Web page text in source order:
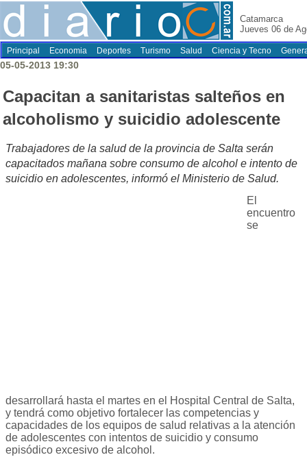
Catamarca
Jueves 06 de
Principal Economia Deportes Turismo Salud Ciencia y Tecno
05-05-2013 19:30
Capacitan a sanitaristas salteños en
alcoholismo y suicidio adolescente
Trabajadores de la salud de la provincia de Salta serán
capacitados mañana sobre consumo de alcohol e intento de
suicidio en adolescentes, informó el Ministerio de Salud.
El
encuentro
se
desarrollará hasta el martes en el Hospital Central de Salta,
y tendrá como objetivo fortalecer las competencias y
capacidades de los equipos de salud relativas a la atención
de adolescentes con intentos de suicidio y consumo
episódico excesivo de alcohol.